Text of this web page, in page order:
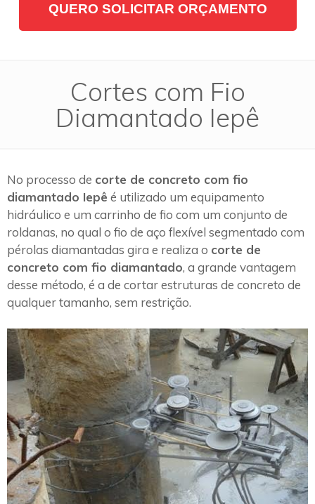
QUERO SOLICITAR ORÇAMENTO
Cortes com Fio
Diamantado Iepê
No processo de corte de concreto com fio
diamantado Iepê é utilizado um equipamento
hidráulico e um carrinho de fio com um conjunto de
roldanas, no qual o fio de aço flexível segmentado com
pérolas diamantadas gira e realiza o corte de
concreto com fio diamantado, a grande vantagem
desse método, é a de cortar estruturas de concreto de
qualquer tamanho, sem restrição.